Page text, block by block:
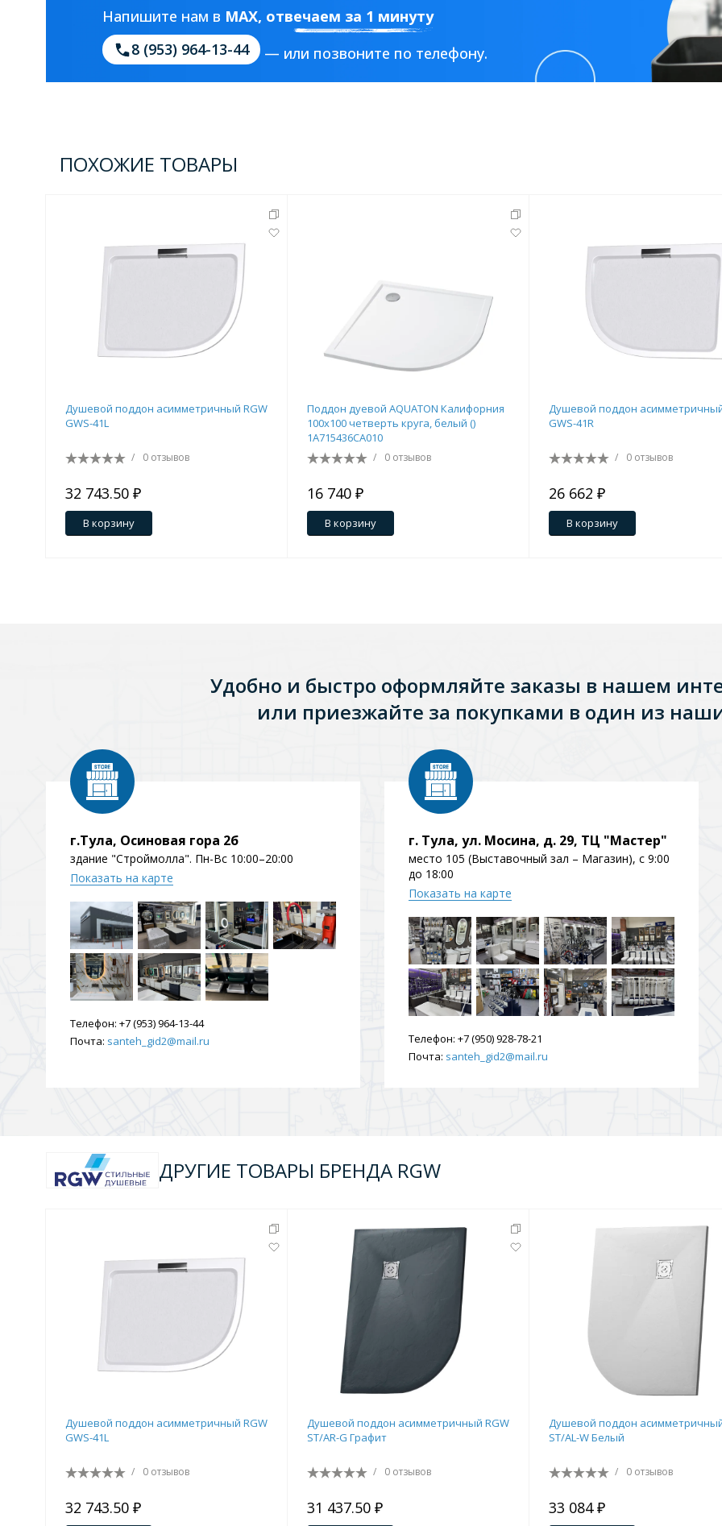
Напишите нам в MAX, отвечаем за 1 минуту
8 (953) 964-13-44
— или позвоните по телефону.
ПОХОЖИЕ ТОВАРЫ
Душевой поддон асимметричный RGW
GWS-41L
/ 0 отзывов
32 743.50 ₽
В корзину
Поддон дуевой AQUATON Калифорния
100х100 четверть круга, белый ()
1A715436CA010
/ 0 отзывов
16 740 ₽
В корзину
Душевой поддон
GWS-41R
/ 0 отзывов
26 662 ₽
В корзину
Удобно и быстро оформляйте заказы в нашем
или приезжайте за покупками в один из
г.Тула, Осиновая гора 2б
здание "Строймолла". Пн-Вс 10:00–20:00
Показать на карте
Телефон: +7 (953) 964-13-44
Почта: santeh_gid2@mail.ru
г. Тула, ул. Мосина, д. 29, ТЦ "Мастер"
место 105 (Выставочный зал – Магазин), с 9:00
до 18:00
Показать на карте
Телефон: +7 (950) 928-78-21
Почта: santeh_gid2@mail.ru
ДРУГИЕ ТОВАРЫ БРЕНДА RGW
Душевой поддон асимметричный RGW
GWS-41L
/ 0 отзывов
32 743.50 ₽
Душевой поддон асимметричный RGW
ST/AR-G Графит
/ 0 отзывов
31 437.50 ₽
Душевой поддон
ST/AL-W Белый
/ 0 отзывов
33 084 ₽